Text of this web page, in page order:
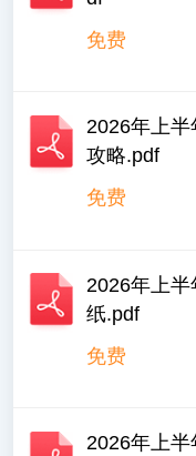
免费
2026年上半
攻略.pdf
免费
2026年上
纸.pdf
免费
2026年上